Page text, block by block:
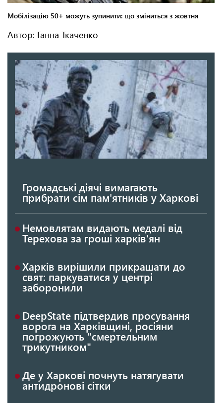
Автор: Ганна Ткаченко
Громадські діячі вимагають
прибрати сім пам'ятників у Харкові
Немовлятам видають медалі від
Терехова за гроші харків'ян
Харків вирішили прикрашати до
свят: паркуватися у центрі
заборонили
DeepState підтвердив просування
ворога на Харківщині, росіяни
погрожують "смертельним
трикутником"
Де у Харкові почнуть натягувати
антидронові сітки